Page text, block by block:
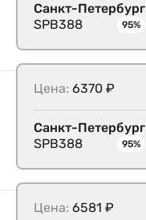
Санкт-Петербург
SPB388
95%
Цена: 6370 ₽
Санкт-Петербург
SPB388
95%
Цена: 6581 ₽